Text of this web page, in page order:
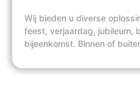
Wij bieden u diverse
feest, verjaardag, jubileum,
bijeenkomst. Binnen of